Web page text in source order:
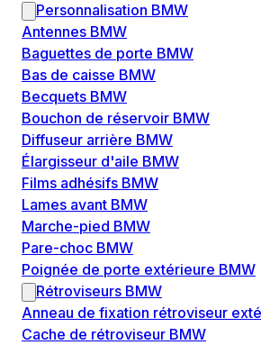
Personnalisation BMW
Antennes BMW
Baguettes de porte BMW
Bas de caisse BMW
Becquets BMW
Bouchon de réservoir BMW
Diffuseur arrière BMW
Élargisseur d'aile BMW
Films adhésifs BMW
Lames avant BMW
Marche-pied BMW
Pare-choc BMW
Poignée de porte extérieure BMW
Rétroviseurs BMW
Anneau de fixation rétroviseur
Cache de rétroviseur BMW